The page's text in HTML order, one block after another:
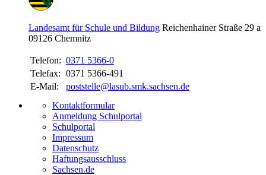
Landesamt für Schule und Bildung Reichenhainer Straße 29 a
09126 Chemnitz
Telefon: 0371 5366-0
Telefax: 0371 5366-491
E-Mail:
poststelle@lasub.smk.sachsen.de
Kontaktformular
Anmeldung Schulportal
Schulportal
Impressum
Datenschutz
Haftungsausschluss
Sachsen.de